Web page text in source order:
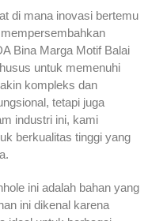
di mana inovasi bertemu
Bina Marga Motif Balai
untuk memenuhi
kompleks dan
tetapi juga
industri ini, kami
berkualitas tinggi yang
ini adalah bahan yang
ini dikenal karena